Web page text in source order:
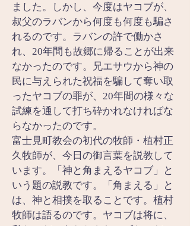
ました。しかし、今度はヤコブが、
叔父のラバンから何度も何度も騙さ
れるのです。ラバンの許で働かさ
れ、20年間も故郷に帰ることが出来
なかったのです。兄エサウから神の
民に与えられた祝福を騙して奪い取
ったヤコブの罪が、20年間の様々な
試練を通して打ち砕かれなければな
らなかったのです。
富士見町教会の初代の牧師・植村正
久牧師が、今日の御言葉を説教して
います。「神と角まえるヤコブ」と
いう題の説教です。「角まえる」と
は、神と相撲を取ることです。植村
牧師は語るのです。ヤコブは将に、